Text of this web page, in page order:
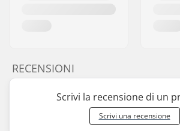
RECENSIONI
Scrivi la recensione di un
Scrivi una recensione